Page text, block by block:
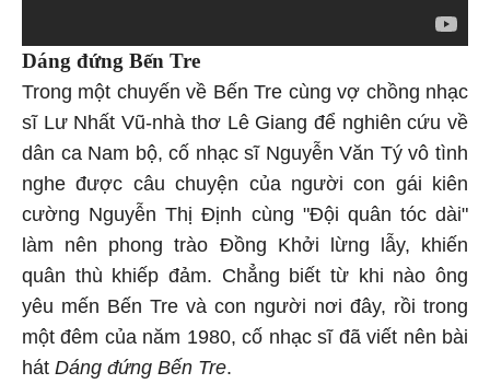
Dáng đứng Bến Tre
Trong một chuyến về Bến Tre cùng vợ chồng nhạc
sĩ Lư Nhất Vũ-nhà thơ Lê Giang để nghiên cứu về
dân ca Nam bộ, cố nhạc sĩ Nguyễn Văn Tý vô tình
nghe được câu chuyện của người con gái kiên
cường Nguyễn Thị Định cùng "Đội quân tóc dài"
làm nên phong trào Đồng Khởi lừng lẫy, khiến
quân thù khiếp đảm. Chẳng biết từ khi nào ông
yêu mến Bến Tre và con người nơi đây, rồi trong
một đêm của năm 1980, cố nhạc sĩ đã viết nên bài
hát Dáng đứng Bến Tre